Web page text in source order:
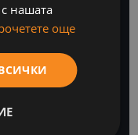
нашата
още